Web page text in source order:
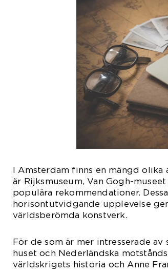
I Amsterdam finns en mängd
är Rijksmuseum, Van Gogh-
populära rekommendationer.
horisontutvidgande upplevelse
världsberömda konstverk.
För de som är mer intresserade
huset och Nederländska
världskrigets historia och Anne